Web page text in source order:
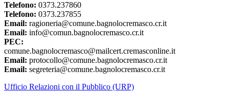
Telefono: 0373.237860
Telefono: 0373.237855
Email: ragioneria@comune.bagnolocremasco.cr.it
Email: info@comun.bagnolocremasco.cr.it
PEC:
comune.bagnolocremasco@mailcert.cremasconline.it
Email: protocollo@comune.bagnolocremasco.cr.it
Email: segreteria@comune.bagnolocremasco.cr.it
Ufficio Relazioni con il Pubblico (URP)